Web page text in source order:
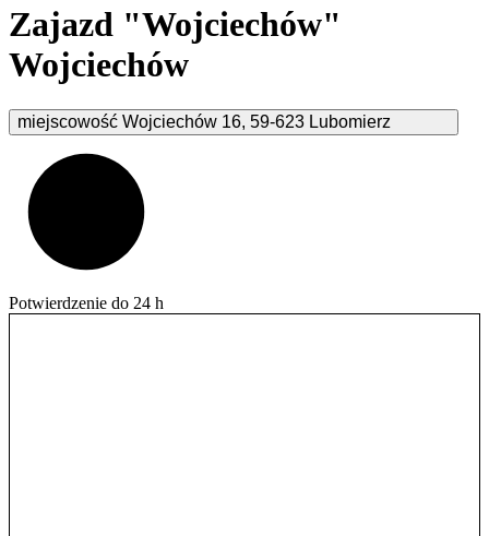
Zajazd "Wojciechów"
Wojciechów
miejscowość Wojciechów 16, 59-623 Lubomierz
Potwierdzenie do 24 h